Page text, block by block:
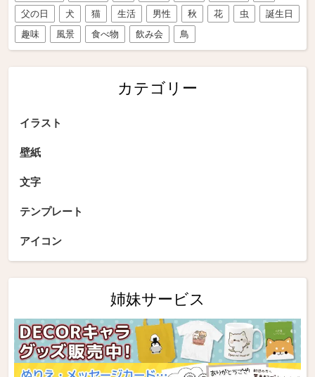
父の日
犬 猫 生活 男性 秋 花 虫
誕生日
趣味
風景 食べ物 飲み会 鳥
カテゴリー
イラスト
壁紙
文字
テンプレート
アイコン
姉妹サービス